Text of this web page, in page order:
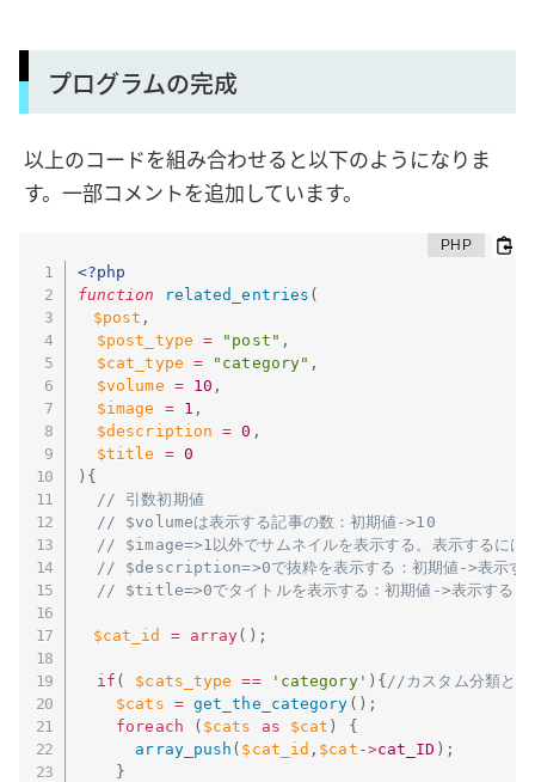
プログラムの完成
以上のコードを組み合わせると以下のようになりま
す。一部コメントを追加しています。
<?php
function
related_entries (
$post ,
$post_type
= "post" ,
$cat_type = "category" ,
$volume = 10 ,
$image
= 1 ,
$description
= 0 ,
$title
= 0
) {
// 引数初期値
// $volumeは表示する記事の数：初期値->10
// $image=>1以外でサムネイルを表示する。表示するに
// $description=>0で抜粋を表示する：初期値->表示す
// $title=>0でタイトルを表示する：初期値->表示する
$cat_id = array( ) ;
if ( $cats_type == 'category' ) { //カスタム分類とカ
$cats = get_the_category ( ) ;
foreach
( $cats as $cat )
{
array_push ( $cat_id , $cat ->cat_ID ) ;
}